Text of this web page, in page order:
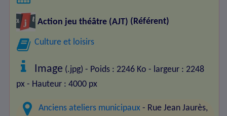
Action jeu théâtre (AJT) (Référent)
Culture et loisirs
Image (.jpg) - Poids : 2246 Ko - largeur : 2248
px - Hauteur : 4000 px
Anciens ateliers municipaux - Rue Jean Jaurès,